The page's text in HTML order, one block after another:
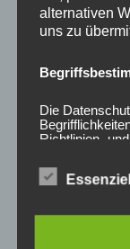
20x Radmutter
nuts) OFFEN
60° Rot
50,00€ *
Bewertet
mit
5
alternativen
uns zu
Die
Richtlinien-
wurden.
die
Um dies zu
verwendeten